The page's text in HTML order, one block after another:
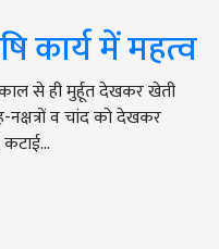
कार्य में महत्व
से ही मुर्हूत देखकर खेती
नक्षत्रों व चांद को देखकर